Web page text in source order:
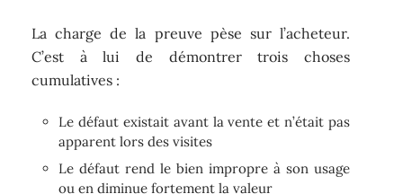
La charge de la preuve pèse sur l’acheteur.
C’est à lui de démontrer trois choses
cumulatives :
Le défaut existait avant la vente et n’était pas
apparent lors des visites
Le défaut rend le bien impropre à son usage
ou en diminue fortement la valeur